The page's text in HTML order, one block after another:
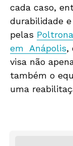
cada caso,
durabilidade
pelas
em Anápolis,
visa não
também o
uma